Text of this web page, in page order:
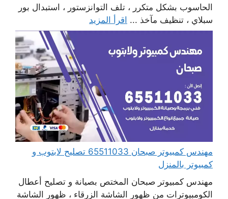
الحاسوب بشكل متكرر ، تلف التوانزستور ، استبدال بور
سبلاي ، تنظيف مآخذ ... اقرأ المزيد
مهندس كمبيوتر صبحان 65511033 تصليح لابتوب و
كمبيوتر بالمنزل
مهندس كمبيوتر صبحان المختص بصيانة و تصليح أعطال
الكومبيوترات من ظهور الشاشة الزرقاء ، ظهور الشاشة